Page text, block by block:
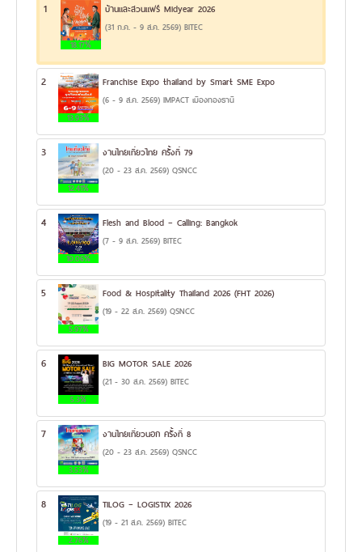
1
18.17%
บ้านและสวนแฟร์ Midyear 2026
(31 ก.ค. - 9 ส.ค. 2569) BITEC
2
13.93%
Franchise Expo thailand by Smart SME Expo
(6 - 9 ส.ค. 2569) IMPACT เมืองทองธานี
3
12.41%
งานไทยเที่ยวไทย ครั้งที่ 79
(20 - 23 ส.ค. 2569) QSNCC
4
10.06%
Flesh and Blood – Calling: Bangkok
(7 - 9 ส.ค. 2569) BITEC
5
5.97%
Food & Hospitality Thailand 2026 (FHT 2026)
(19 - 22 ส.ค. 2569) QSNCC
6
5.3%
BIG MOTOR SALE 2026
(21 - 30 ส.ค. 2569) BITEC
7
3.53%
งานไทยเที่ยวนอก ครั้งที่ 8
(20 - 23 ส.ค. 2569) QSNCC
8
2.76%
TILOG – LOGISTIX 2026
(19 - 21 ส.ค. 2569) BITEC